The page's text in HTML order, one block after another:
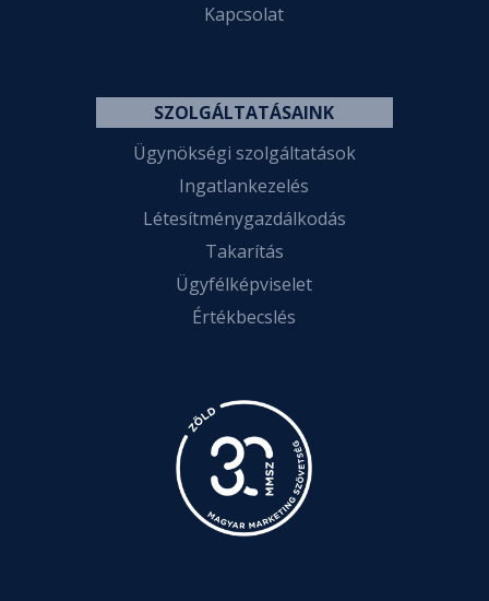
Kapcsolat
SZOLGÁLTATÁSAINK
Ügynökségi szolgáltatások
Ingatlankezelés
Létesítménygazdálkodás
Takarítás
Ügyfélképviselet
Értékbecslés